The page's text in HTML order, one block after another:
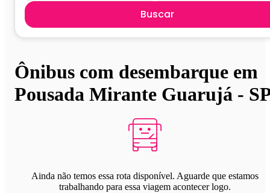
Buscar
Ônibus com desembarque em
Pousada Mirante Guarujá -
Ainda não temos essa rota disponível. Aguarde que estamos
trabalhando para essa viagem acontecer logo.